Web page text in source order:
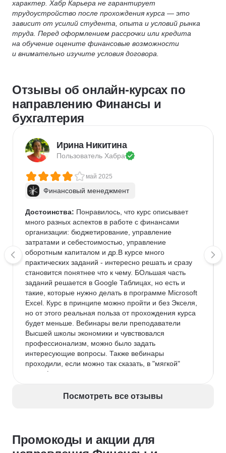
характер. Хабр Карьера не гарантирует
трудоустройство после прохождения курса — это
зависит от усилий студента, опыта и условий рынка
труда. Перед оформлением рассрочки или кредита
на обучение оцените финансовые возможности
и внимательно изучите условия договора.
Отзывы об онлайн-курсах по
направлению Финансы и
бухгалтерия
Ирина Никитина
Пользователь Хабра
май 2025
Финансовый менеджмент
Достоинства: Понравилось, что курс описывает
много разных аспектов в работе с финансами
организации: бюджетирование, управление
затратами и себестоимостью, управление
оборотным капиталом и др.В курсе много
практических заданий - интересно решать и сразу
становится понятнее что к чему. БОльшая часть
заданий решается в Google Таблицах, но есть и
такие, которые нужно делать в программе Microsoft
Excel. Курс в принципе можно пройти и без Экселя,
но от этого реальная польза от прохождения курса
будет меньше. Вебинары вели преподаватели
Высшей школы экономики и чувствовался
профессионализм, можно было задать
интересующие вопросы. Также вебинары
проходили, если можно так сказать, в "мягкой"
атмосфере - если что-то не получалось у
чувствовалась поддержка и понимание.
понимаются проще и быстрее. Вместе с тем мне
не хватало "сложных" кейсов, таких как прям в
Посмотреть все отзывы
Промокоды и акции для